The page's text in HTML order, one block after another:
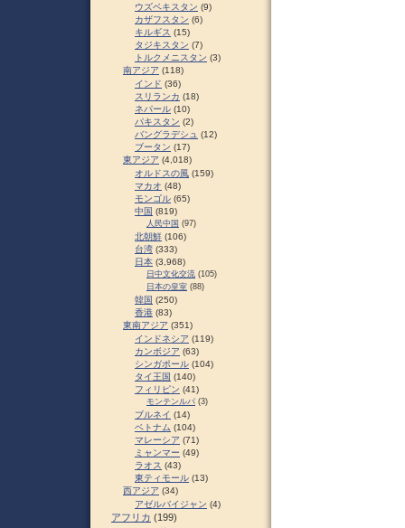
ウズベキスタン (9)
カザフスタン (6)
キルギス (15)
タジキスタン (7)
トルクメニスタン (3)
南アジア (118)
インド (36)
スリランカ (18)
ネパール (10)
パキスタン (2)
バングラデシュ (12)
ブータン (17)
東アジア (4,018)
オルドスの風 (159)
マカオ (48)
モンゴル (65)
中国 (819)
人民中国 (97)
北朝鮮 (106)
台湾 (333)
日本 (3,968)
日中文化交流 (105)
日本の皇室 (88)
韓国 (250)
香港 (83)
東南アジア (351)
インドネシア (119)
カンボジア (63)
シンガポール (104)
タイ王国 (140)
フィリピン (41)
モンテンルパ (3)
ブルネイ (14)
ベトナム (104)
マレーシア (71)
ミャンマー (49)
ラオス (43)
東ティモール (13)
西アジア (34)
アゼルバイジャン (4)
アフリカ (199)